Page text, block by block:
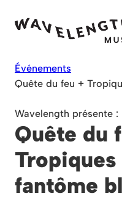
Événements
Quête du feu +
Wavelength présente :
Quête du
fantôme